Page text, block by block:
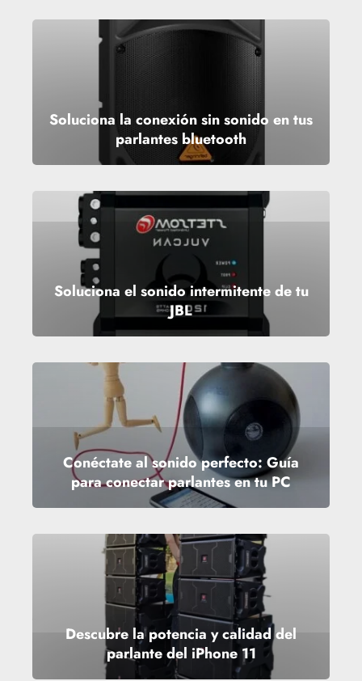
Soluciona la conexión sin sonido en tus
parlantes bluetooth
Soluciona el sonido intermitente de tu
JBL
Conéctate al sonido perfecto: Guía
para conectar parlantes en tu PC
Descubre la potencia y calidad del
parlante del iPhone 11